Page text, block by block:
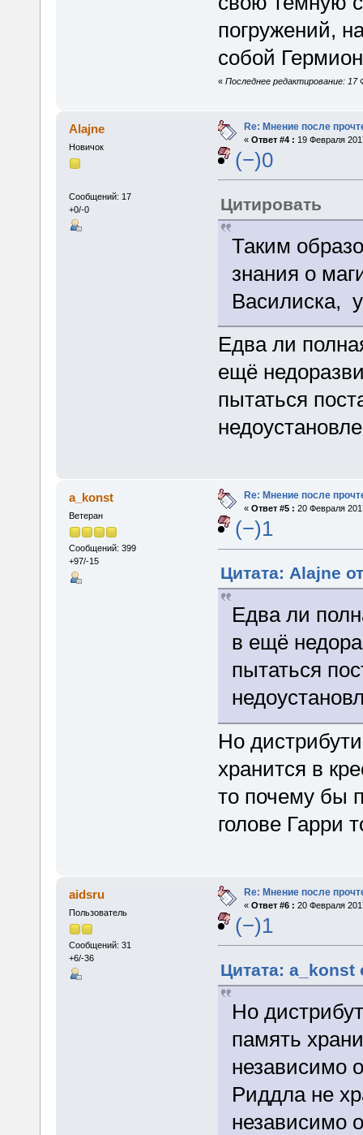
погружений,
собой
« Последнее редактирование: 17
Alajne
Новичок
Сообщений: 17
+0/-0
Re: Мнение после
« Ответ #4 : 19 Февраля
(−)0
Цитировать
Таким
знания о
Василиска,
Едва ли
ещё
пытаться
a_konst
Ветеран
Сообщений: 399
+97/-15
Re: Мнение после
« Ответ #5 : 20 Февраля
(−)1
Цитата: Alajne
Едва ли
в ещё
пытаться
Но
хранится в
то почему бы
голове Гарри
aidsru
Пользователь
Сообщений: 31
+6/-36
Re: Мнение после
« Ответ #6 : 20 Февраля
(−)1
Цитата: a_konst
Но
память
независимо
Риддла не
независимо